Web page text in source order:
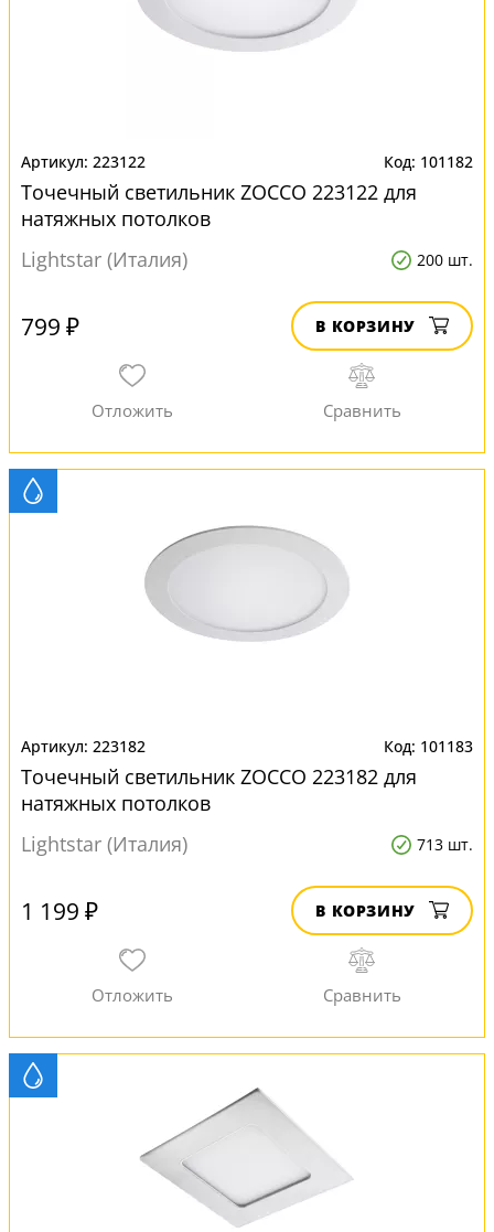
223122 101182
Точечный светильник ZOCCO 223122 для
натяжных потолков
Lightstar (Италия)
200 шт.
799 ₽ В КОРЗИНУ
223182 101183
Точечный светильник ZOCCO 223182 для
натяжных потолков
Lightstar (Италия)
713 шт.
1 199 ₽ В КОРЗИНУ